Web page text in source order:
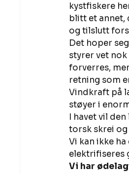
kystfiskere
blitt et annet,
og tilslutt
Det hoper
styrer vet nok
forverres,
retning som
Vindkraft på
støyer i
I havet vil
torsk skrei og
Vi kan ikke
elektrifiseres
Vi har